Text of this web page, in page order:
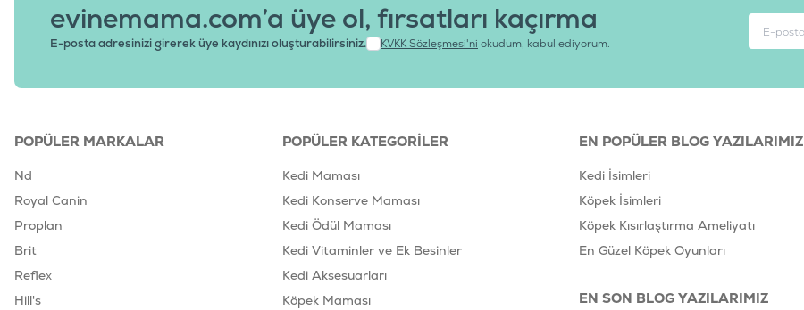
evinemama.com’a üye ol, fırsatları kaçırma
E-posta adresinizi girerek üye kaydınızı oluşturabilirsiniz. KVKK Sözleşmesi'ni okudum, kabul ediyorum.
POPÜLER MARKALAR
Nd
Royal Canin
Proplan
Brit
Reflex
Hill's
POPÜLER KATEGORILER
Kedi Maması
Kedi Konserve Maması
Kedi Ödül Maması
Kedi Vitaminler ve Ek Besinler
Kedi Aksesuarları
Köpek Maması
EN POPÜLER BLOG YAZILARIMIZ
Kedi İsimleri
Köpek İsimleri
Köpek Kısırlaştırma Ameliyatı
En Güzel Köpek Oyunları
EN SON BLOG YAZILARIMIZ